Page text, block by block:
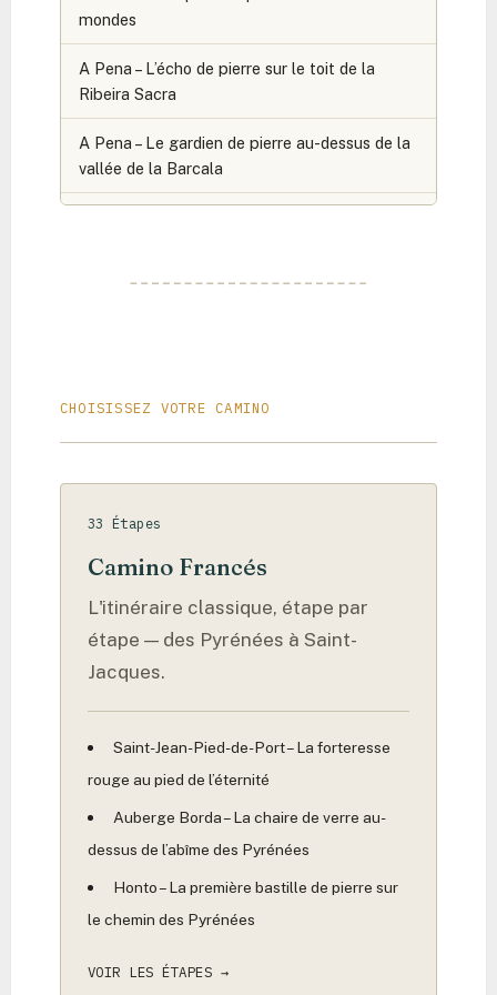
mondes
A Pena – L’écho de pierre sur le toit de la
Ribeira Sacra
A Pena – Le gardien de pierre au-dessus de la
vallée de la Barcala
Akerreta – Le chuchotement silencieux de la
Alto de Mostelares – Le mur de la vérité sur
vents sur la terre rouge
Alto de San Roque – Là où le vent façonne
Alto del Perdón – Où le chemin du vent croise
Alto do Poio – La victoire au sommet sur le
Amarela – Le soupir silencieux au-dessus de la
Ría
Ambasmestas – Là où les eaux murmurent et
CHOISISSEZ VOTRE CAMINO
33 Étapes
Camino Francés
L'itinéraire classique, étape par
étape — des Pyrénées à Saint-
Jacques.
Saint-Jean-Pied-de-Port – La forteresse
rouge au pied de l’éternité
Auberge Borda – La chaire de verre au-
dessus de l’abîme des Pyrénées
Honto – La première bastille de pierre sur
le chemin des Pyrénées
VOIR LES ÉTAPES →